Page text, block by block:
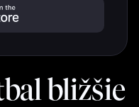
bližšie